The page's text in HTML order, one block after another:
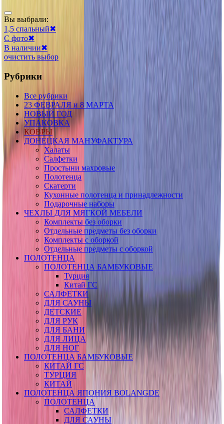
Вы выбрали:
1,5 спальный✖
С фото✖
В наличии✖
очистить выбор
Рубрики
Все рубрики
23 ФЕВРАЛЯ и 8 МАРТА
НОВЫЙ ГОД
УПАКОВКА
КОВРЫ
ДОНЕЦКАЯ МАНУФАКТУРА
Халаты
Салфетки
Простыни махровые
Полотенца
Скатерти
Кухонные полотенца и принадлежности
Подарочные наборы
ЧЕХЛЫ ДЛЯ МЯГКОЙ МЕБЕЛИ
Комплекты без оборки
Отдельные предметы без оборки
Комплекты с оборкой
Отдельные предметы с оборкой
ПОЛОТЕНЦА
ПОЛОТЕНЦА БАМБУКОВЫЕ
Турция
Китай ГС
САЛФЕТКИ
ДЛЯ САУНЫ
ДЕТСКИЕ
ДЛЯ РУК
ДЛЯ БАНИ
ДЛЯ ЛИЦА
ДЛЯ НОГ
ПОЛОТЕНЦА БАМБУКОВЫЕ
КИТАЙ ГС
ТУРЦИЯ
КИТАЙ
ПОЛОТЕНЦА ЯПОНИЯ BOLANGDE
ПОЛОТЕНЦА
САЛФЕТКИ
ДЛЯ САУНЫ